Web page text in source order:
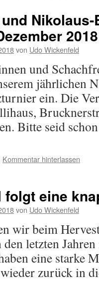
2018
von Udo Wickenfeld
und
jährlichen
ein. Die
Bitte seid
Kommentar hinterlassen
eine
von Udo Wickenfeld
wir beim
letzten
eine starke
zurück in